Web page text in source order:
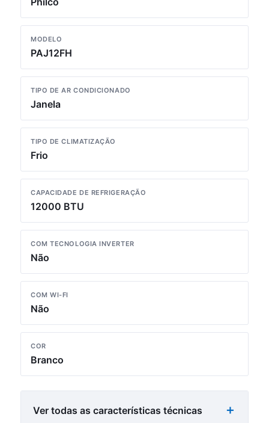
MODELO
PAJ12FH
TIPO DE AR CONDICIONADO
Janela
TIPO DE CLIMATIZAÇÃO
Frio
CAPACIDADE DE REFRIGERAÇÃO
12000 BTU
COM TECNOLOGIA INVERTER
Não
COM WI-FI
Não
COR
Branco
Ver todas as características técnicas